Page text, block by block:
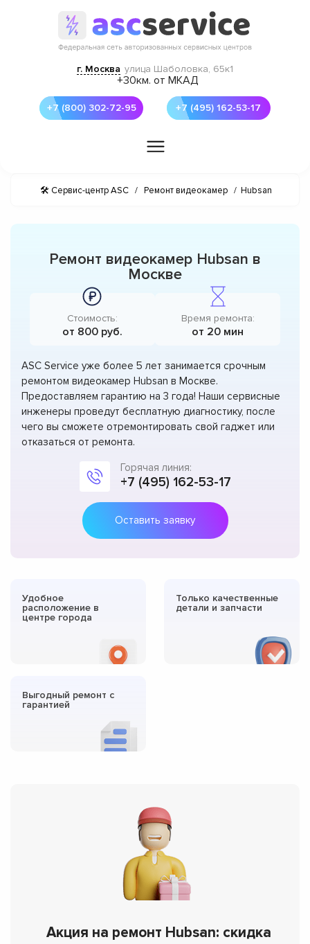
г. Москва улица Шаболовка, 65к1
+30км. от МКАД
+7 (800) 302-72-95 +7 (495) 162-53-17
🛠 Сервис-центр ASC / Ремонт видеокамер / Hubsan
Ремонт видеокамер Hubsan в
Москве
Стоимость:
от 800 руб.
Время ремонта:
от 20 мин
ASC Service уже более 5 лет занимается срочным
ремонтом видеокамер Hubsan в Москве.
Предоставляем гарантию на 3 года! Наши сервисные
инженеры проведут бесплатную диагностику, после
чего вы сможете отремонтировать свой гаджет или
отказаться от ремонта.
Горячая линия:
+7 (495) 162-53-17
Оставить заявку
Удобное
расположение в
центре города
Только качественные
детали и запчасти
Выгодный ремонт с
гарантией
Акция на ремонт Hubsan: скидка